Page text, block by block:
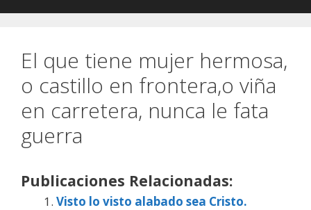
El que tiene mujer hermosa,
o castillo en frontera,o viña
en carretera, nunca le fata
guerra
Publicaciones Relacionadas:
Visto lo visto alabado sea Cristo.